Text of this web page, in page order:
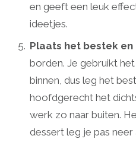
en geeft een leuk
ideetjes.
Plaats het bestek
borden. Je gebruikt
binnen, dus leg het
hoofdgerecht het
werk zo naar buiten.
dessert leg je pas